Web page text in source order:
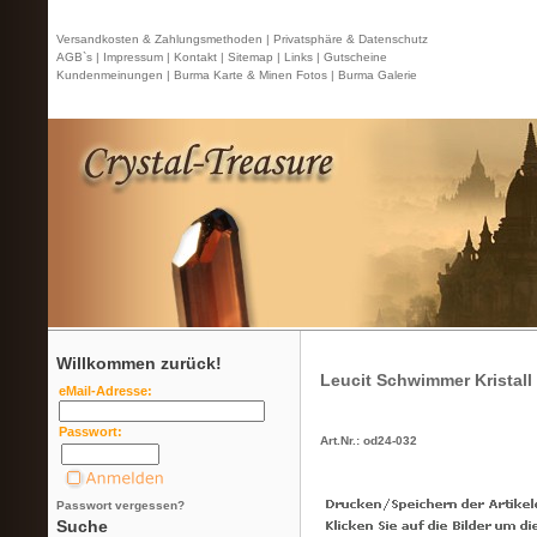
Versandkosten & Zahlungsmethoden | Privatsphäre & Datenschutz
AGB`s | Impressum | Kontakt | Sitemap | Links | Gutscheine
Kundenmeinungen | Burma Karte & Minen Fotos | Burma Galerie
Willkommen zurück!
eMail-Adresse:
Passwort:
Passwort vergessen?
Suche
Leucit Schwimmer Kristall
Art.Nr.: od24-032